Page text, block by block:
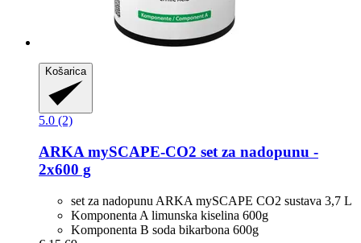
Košarica
5.0 (2)
ARKA mySCAPE-​CO2 set za nadopunu -​
2x600 g
set za nadopunu ARKA mySCAPE CO2 sustava 3,7 L
Komponenta A limunska kiselina 600g
Komponenta B soda bikarbona 600g